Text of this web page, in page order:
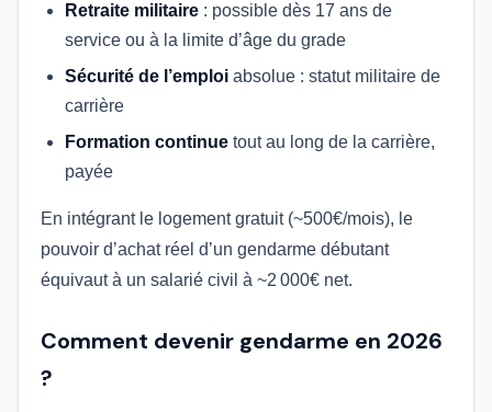
Retraite militaire : possible dès 17 ans de
service ou à la limite d’âge du grade
Sécurité de l’emploi absolue : statut militaire de
carrière
Formation continue tout au long de la carrière,
payée
En intégrant le logement gratuit (~500€/mois), le
pouvoir d’achat réel d’un gendarme débutant
équivaut à un salarié civil à ~2 000€ net.
Comment devenir gendarme en 2026
?